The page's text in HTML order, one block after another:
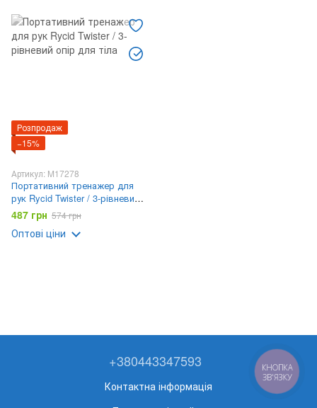
Розпродаж
−15%
Артикул: M17278
Портативний тренажер для
рук Rycid Twister / 3-рівневий
опір для тіла
487 грн 574 грн
Оптові ціни
+380443347593
Контактна інформація
КНОПКА
ЗВ'ЯЗКУ